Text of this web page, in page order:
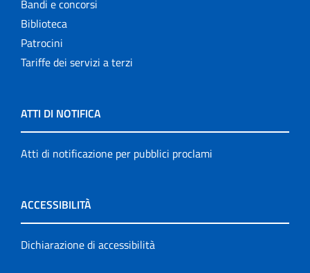
Bandi e concorsi
Biblioteca
Patrocini
Tariffe dei servizi a terzi
ATTI DI NOTIFICA
Atti di notificazione per pubblici proclami
ACCESSIBILITÀ
Dichiarazione di accessibilità